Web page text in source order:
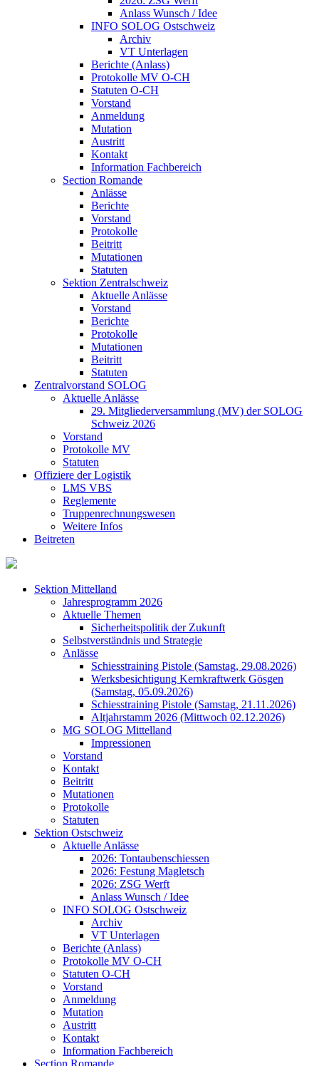
Anlass Wunsch / Idee
INFO SOLOG Ostschweiz
Archiv
VT Unterlagen
Berichte (Anlass)
Protokolle MV O-CH
Statuten O-CH
Vorstand
Anmeldung
Mutation
Austritt
Kontakt
Information Fachbereich
Section Romande
Anlässe
Berichte
Vorstand
Protokolle
Beitritt
Mutationen
Statuten
Sektion Zentralschweiz
Aktuelle Anlässe
Vorstand
Berichte
Protokolle
Mutationen
Beitritt
Statuten
Zentralvorstand SOLOG
Aktuelle Anlässe
29. Mitgliederversammlung (MV) der SOLOG
Schweiz 2026
Vorstand
Protokolle MV
Statuten
Offiziere der Logistik
LMS VBS
Reglemente
Truppenrechnungswesen
Weitere Infos
Beitreten
Sektion Mittelland
Jahresprogramm 2026
Aktuelle Themen
Sicherheitspolitik der Zukunft
Selbstverständnis und Strategie
Anlässe
Schiesstraining Pistole (Samstag, 29.08.2026)
Werksbesichtigung Kernkraftwerk Gösgen
(Samstag, 05.09.2026)
Schiesstraining Pistole (Samstag, 21.11.2026)
Altjahrstamm 2026 (Mittwoch 02.12.2026)
MG SOLOG Mittelland
Impressionen
Vorstand
Kontakt
Beitritt
Mutationen
Protokolle
Statuten
Sektion Ostschweiz
Aktuelle Anlässe
2026: Tontaubenschiessen
2026: Festung Magletsch
2026: ZSG Werft
Anlass Wunsch / Idee
INFO SOLOG Ostschweiz
Archiv
VT Unterlagen
Berichte (Anlass)
Protokolle MV O-CH
Statuten O-CH
Vorstand
Anmeldung
Mutation
Austritt
Kontakt
Information Fachbereich
Section Romande